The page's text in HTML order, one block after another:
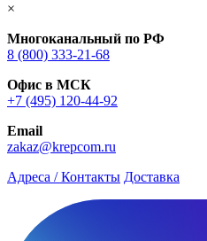
×
Многоканальный по РФ
8 (800) 333‑21-68
Офис в МСК
+7 (495) 120-44-92
Email
zakaz@krepcom.ru
Адреса / Контакты Доставка